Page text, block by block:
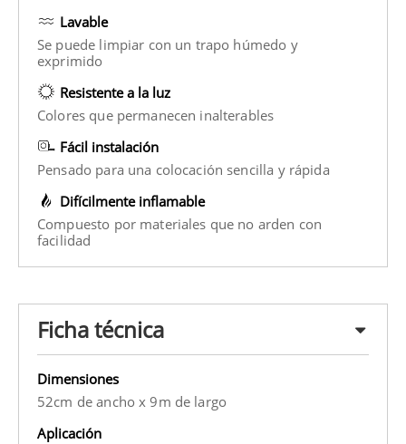
Lavable
Se puede limpiar con un trapo húmedo y
exprimido
Resistente a la luz
Colores que permanecen inalterables
Fácil instalación
Pensado para una colocación sencilla y rápida
Difícilmente inflamable
Compuesto por materiales que no arden con
facilidad
Ficha técnica
Dimensiones
52cm de ancho x 9m de largo
Aplicación